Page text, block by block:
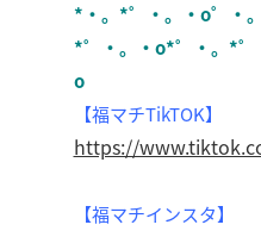
*・。*゜・。・o゜・
*゜・。・o*゜・。*
o
【福マチTikTOK】
https://
【福マチインスタ】